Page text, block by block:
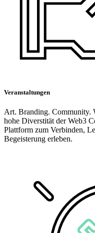
Veranstaltungen
Art. Branding. Community.
hohe Diverstität der Web3
Plattform zum Verbinden,
Begeisterung erleben.